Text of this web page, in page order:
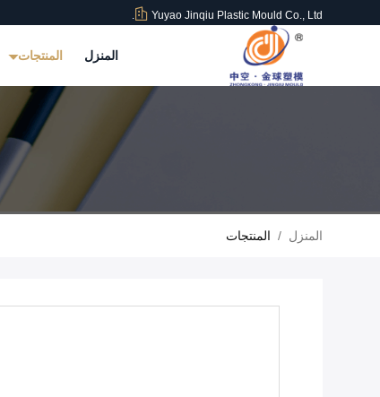
Yuyao Jinqiu Plastic Mould Co., Ltd.
المنزل المنتجات
المنزل / المنتجات